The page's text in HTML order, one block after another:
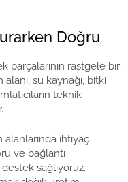
Doğru
parçalarının rastgele bir
su kaynağı, bitki
teknik
alanlarında ihtiyaç
ve bağlantı
sağlıyoruz.